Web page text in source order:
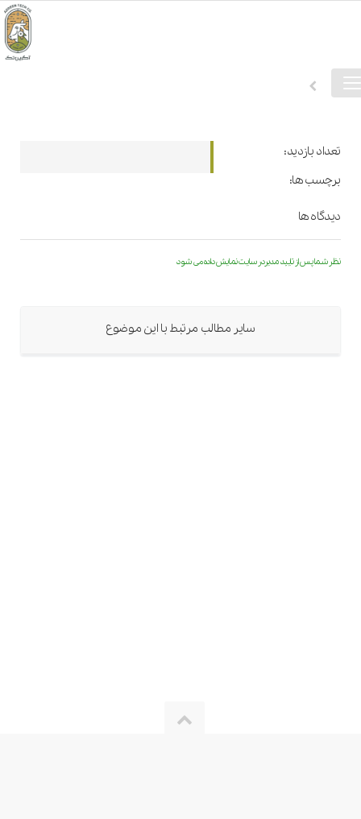
فهرست
دسترسیخانه
تعداد بازدید:
برچسب ها:
دیدگاه ها
نظر شما پس از تایید مدیردر سایت نمایش داده می شود
سایر مطالب مرتبط با این موضوع